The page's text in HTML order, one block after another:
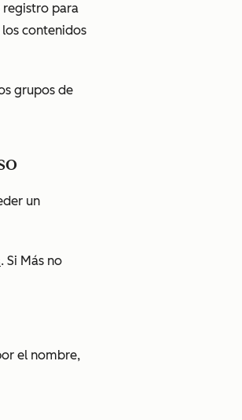
registro para
contenidos
grupos de
un
. Si Más no
el nombre,